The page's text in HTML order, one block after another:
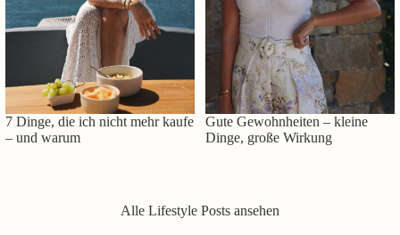
7 Dinge, die ich nicht mehr kaufe
– und warum
Gute Gewohnheiten – kleine
Dinge, große Wirkung
Alle Lifestyle Posts ansehen